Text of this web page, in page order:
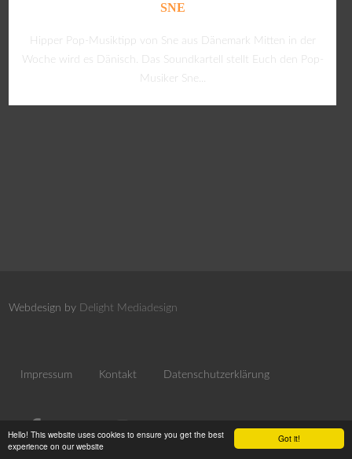
Got it!
Hello! This website uses cookies to ensure you get the best
experience on our website
SNE
Hipper Pop-Musiktipp von Sne aus Dänemark Mitten in der
Woche wird es Dänisch. Das Soundkartell stellt Euch den Pop-
Musiker Sne...
Webdesign by Delight Mediadesign
Impressum Kontakt Datenschutzerklärung